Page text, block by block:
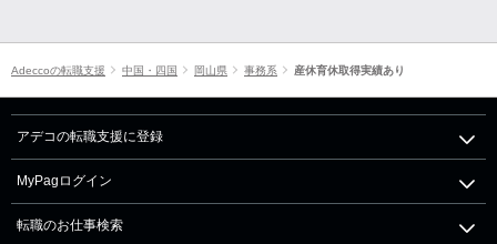
Adeccoの転職支援 中国・四国 岡山県 事務系 産休育休取得実績あり
アデコの転職支援に登録
MyPagログイン
転職のお仕事検索